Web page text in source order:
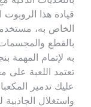
قيادة هذا
الخاص به،
بالقطع والمجسمات
به لإتمام المهمة
تعتمد اللعبة على
عليك تدمير
واستغلال